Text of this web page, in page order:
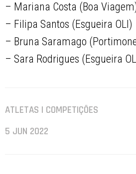
– Mariana Costa (Boa
– Filipa Santos (Esgueira OLI)
– Bruna Saramago
– Sara Rodrigues (Esgueira
ATLETAS | COMPETIÇÕES
5 JUN 2022